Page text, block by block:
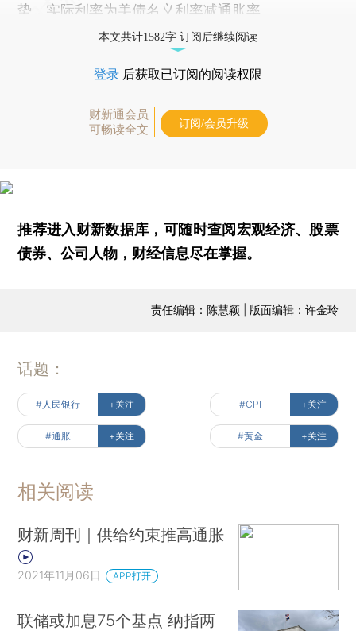
势，实际利率为美债名义利率减通胀率。
本文共计1582字 订阅后继续阅读
登录 后获取已订阅的阅读权限
财新通会员
可畅读全文
订阅/会员升级
推荐进入财新数据库 ，可随时查阅宏观经济、股票
债券、公司人物，财经信息尽在掌握。
责任编辑：陈慧颖 | 版面编辑：许金玲
话题：
#人民银行 +关注 #CPI +关注
#通胀 +关注 #黄金 +关注
相关阅读
财新周刊｜供给约束推高通胀
2021年11月06日 APP打开
联储或加息75个基点 纳指两